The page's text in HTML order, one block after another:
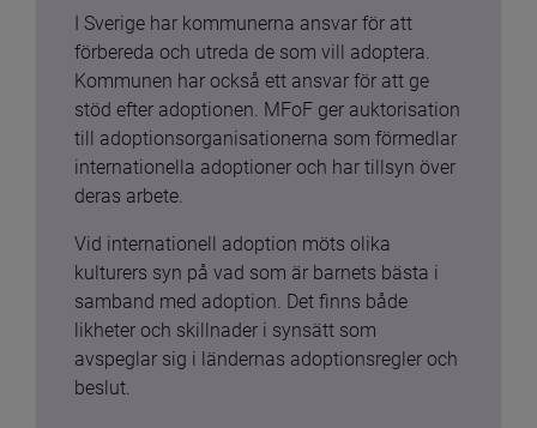
I Sverige har kommunerna ansvar för att
förbereda och utreda de som vill adoptera.
Kommunen har också ett ansvar för att ge
stöd efter adoptionen. MFoF ger auktorisation
till adoptionsorganisationerna som förmedlar
internationella adoptioner och har tillsyn över
deras arbete.
Vid internationell adoption möts olika
kulturers syn på vad som är barnets bästa i
samband med adoption. Det finns både
likheter och skillnader i synsätt som
avspeglar sig i ländernas adoptionsregler och
beslut.